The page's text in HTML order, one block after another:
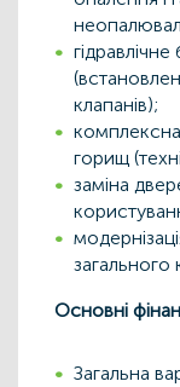
клапанів);
комплексна
горищ
заміна
загального
Основні
Загальна